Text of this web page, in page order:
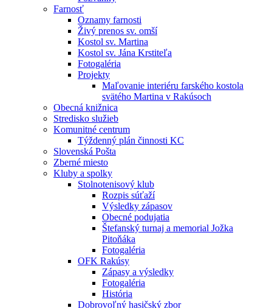
Farnosť
Oznamy farnosti
Živý prenos sv. omší
Kostol sv. Martina
Kostol sv. Jána Krstiteľa
Fotogaléria
Projekty
Maľovanie interiéru farského kostola
svätého Martina v Rakúsoch
Obecná knižnica
Stredisko služieb
Komunitné centrum
Týždenný plán činnosti KC
Slovenská Pošta
Zberné miesto
Kluby a spolky
Stolnotenisový klub
Rozpis súťaží
Výsledky zápasov
Obecné podujatia
Štefanský turnaj a memorial Jožka
Pitoňáka
Fotogaléria
OFK Rakúsy
Zápasy a výsledky
Fotogaléria
História
Dobrovoľný hasičský zbor